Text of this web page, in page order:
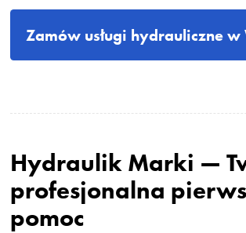
Zamów usługi hydrauliczne
Hydraulik Marki —
profesjonalna
pomoc